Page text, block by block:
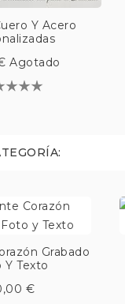
Y Acero
Agotado
Grabado
Y Texto
€